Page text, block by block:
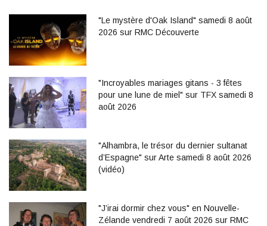
"Le mystère d'Oak Island" samedi 8 août
2026 sur RMC Découverte
"Incroyables mariages gitans - 3 fêtes
pour une lune de miel" sur TFX samedi 8
août 2026
"Alhambra, le trésor du dernier sultanat
d’Espagne" sur Arte samedi 8 août 2026
(vidéo)
"J’irai dormir chez vous" en Nouvelle-
Zélande vendredi 7 août 2026 sur RMC